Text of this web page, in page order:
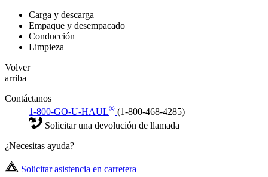
Carga y descarga
Empaque y desempacado
Conducción
Limpieza
Volver
arriba
Contáctanos
1-800-GO-U-HAUL® (1-800-468-4285)
Solicitar una devolución de llamada
¿Necesitas ayuda?
Solicitar asistencia en carretera